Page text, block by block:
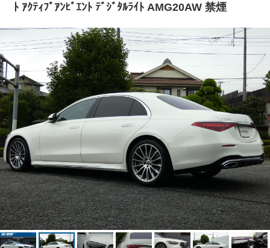
ﾄ ｱｸﾃｨﾌﾞｱﾝﾋﾞｴﾝﾄ ﾃﾞｼﾞﾀﾙﾗｲﾄ AMG20AW 禁煙